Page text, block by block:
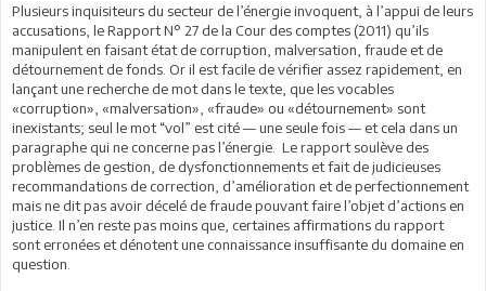
Plusieurs inquisiteurs du secteur de l’énergie invoquent, à l’appui de leurs
accusations, le Rapport N° 27 de la Cour des comptes (2011) qu’ils
manipulent en faisant état de corruption, malversation, fraude et de
détournement de fonds. Or il est facile de vérifier assez rapidement, en
lançant une recherche de mot dans le texte, que les vocables
«corruption», «malversation», «fraude» ou «détournement» sont
inexistants; seul le mot “vol” est cité — une seule fois — et cela dans un
paragraphe qui ne concerne pas l’énergie. Le rapport soulève des
problèmes de gestion, de dysfonctionnements et fait de judicieuses
recommandations de correction, d’amélioration et de perfectionnement
mais ne dit pas avoir décelé de fraude pouvant faire l’objet d’actions en
justice. Il n’en reste pas moins que, certaines affirmations du rapport
sont erronées et dénotent une connaissance insuffisante du domaine en
question.